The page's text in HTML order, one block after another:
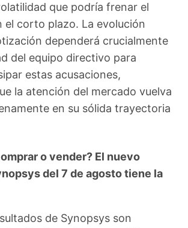
que podría frenar el
el corto plazo. La evolución
dependerá crucialmente
del equipo directivo para
estas acusaciones,
la atención del mercado vuelva
en su sólida trayectoria
o vender? El nuevo
del 7 de agosto tiene la
de Synopsys son